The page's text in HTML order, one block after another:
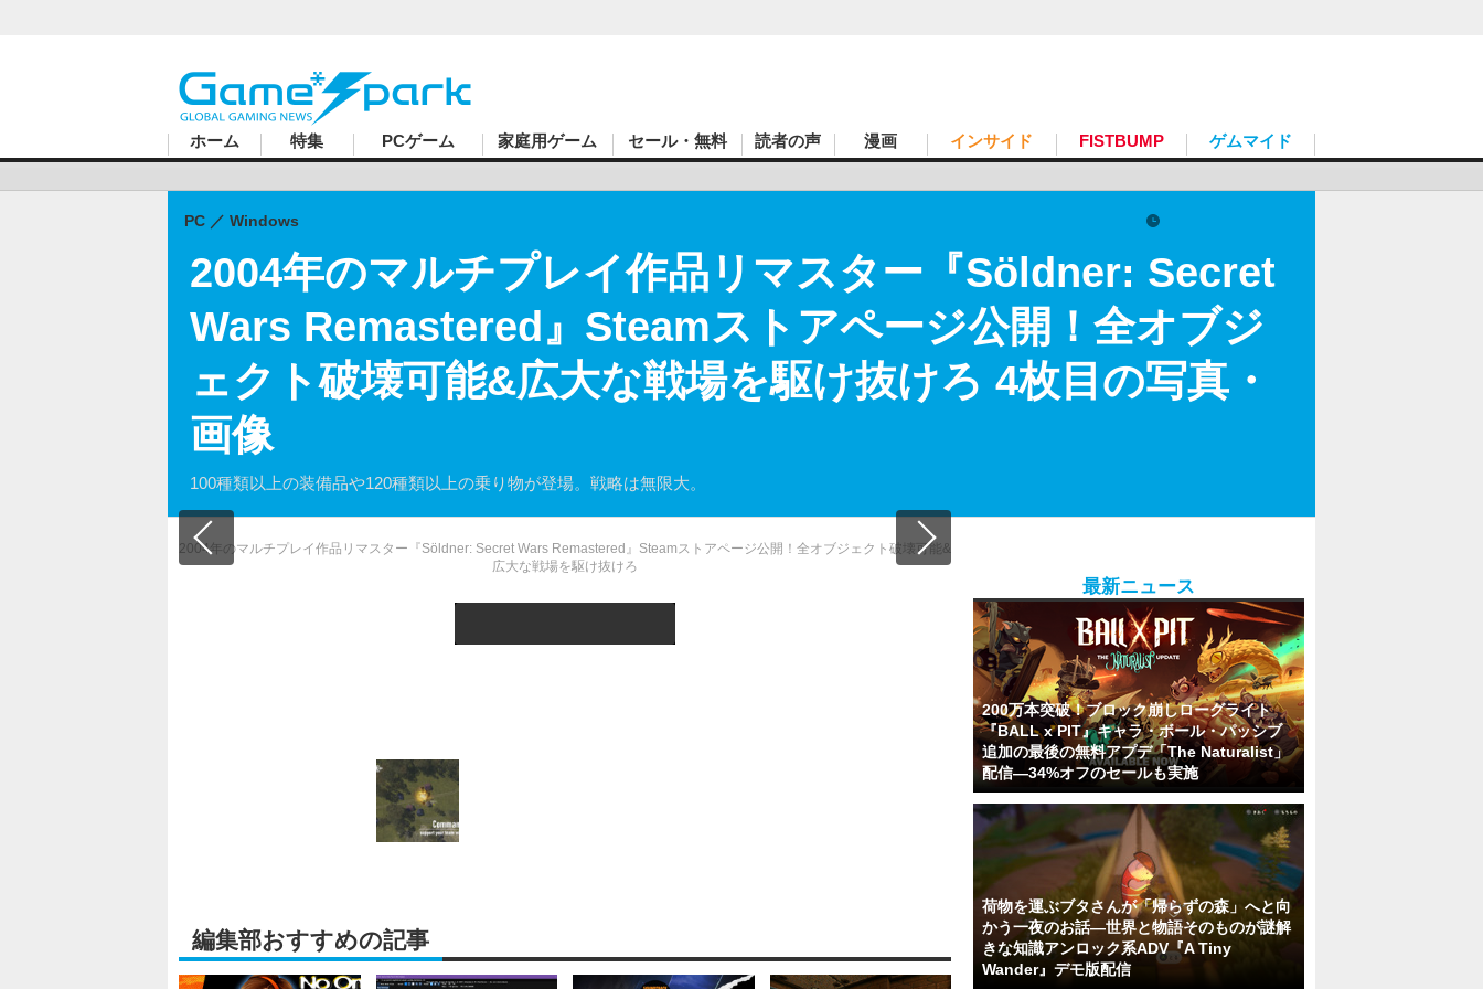
ホーム 特集 PCゲーム 家庭用ゲーム セール・無料 読者の声 漫画 インサイド FISTBUMP ゲムマイド
2004年のマルチプレイ作品リマスター『Söldner: Secret
Wars Remastered』Steamストアページ公開！全オブジ
ェクト破壊可能&広大な戦場を駆け抜けろ 4枚目の写真・
画像
100種類以上の装備品や120種類以上の乗り物が登場。戦略は無限大。
PC Windows 2023.5.12 Fri 23:00
2004年のマルチプレイ作品リマスター『Söldner: Secret Wars Remastered』Steamストアページ公開！全オブジェクト破壊可能&
最新ニュース
200万本突破！ブロック崩しローグライト
『BALL x PIT』キャラ・ボール・パッシブ
追加の最後の無料アプデ「The Naturalist」
配信―34%オフのセールも実施
荷物を運ぶブタさんが「帰らずの森」へと向
かう一夜のお話―世界と物語そのものが謎解
きな知識アンロック系ADV『A Tiny
Wander』デモ版配信